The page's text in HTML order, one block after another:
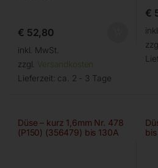
€ 52,80
inkl. MwSt.
zzgl. Versandkosten
Lieferzeit: ca. 2 - 3 Tage
€
Düse – kurz 1,6mm Nr. 478
(P150) (356479) bis 130A